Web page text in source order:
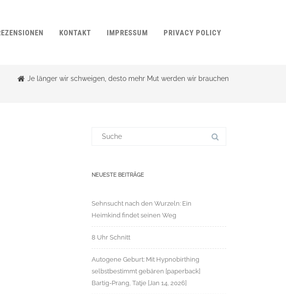
KONTAKT IMPRESSUM PRIVACY POLICY
Je länger wir schweigen, desto mehr Mut werden wir brauchen
NEUESTE BEITRÄGE
Sehnsucht nach den Wurzeln: Ein
Heimkind findet seinen Weg
8 Uhr Schnitt
Autogene Geburt: Mit Hypnobirthing
selbstbestimmt gebären [paperback]
Bartig-Prang, Tatje [Jan 14, 2026]